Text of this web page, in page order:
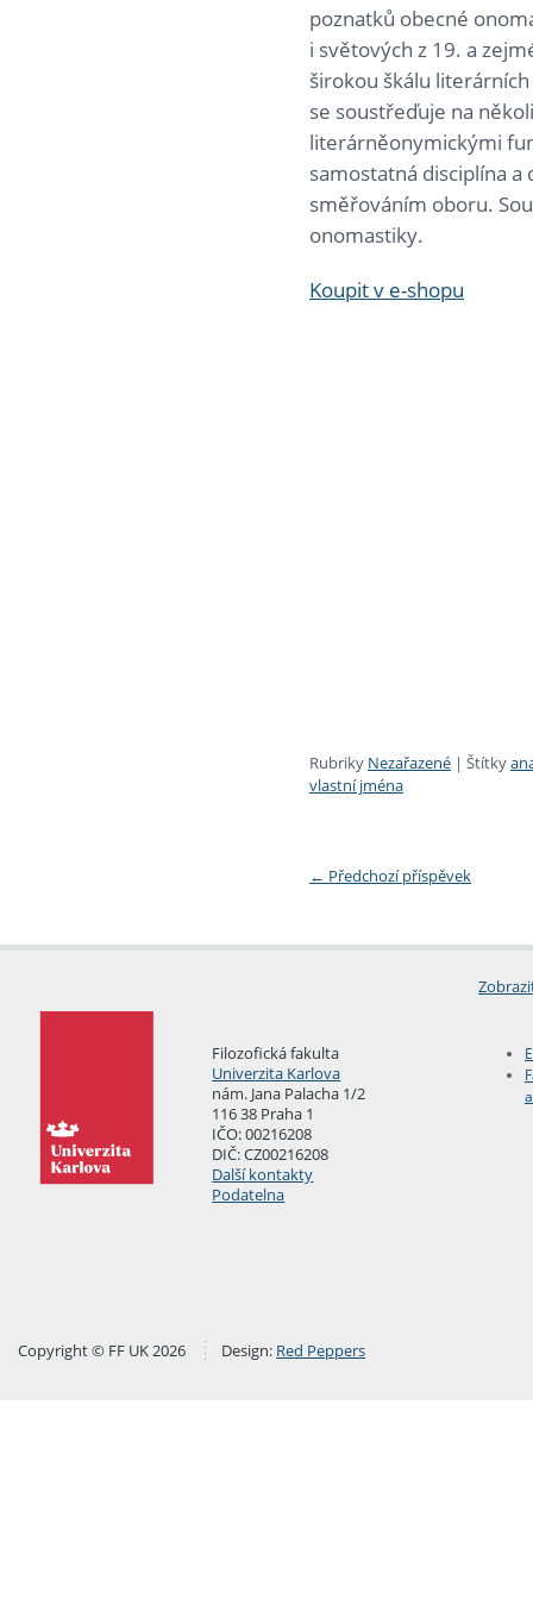
poznatků obecné
i světových z 19. a
širokou škálu
se soustřeďuje na
literárněonymickými
samostatná disciplína
směřováním oboru.
onomastiky.
Koupit v e-shopu
Rubriky Nezařazené | Štítky
vlastní jména
← Předchozí příspěvek
Filozofická fakulta
Univerzita Karlova
nám. Jana Palacha 1/2
116 38 Praha 1
IČO: 00216208
DIČ: CZ00216208
Další kontakty
Podatelna
Copyright © FF UK 2026 Design: Red Peppers